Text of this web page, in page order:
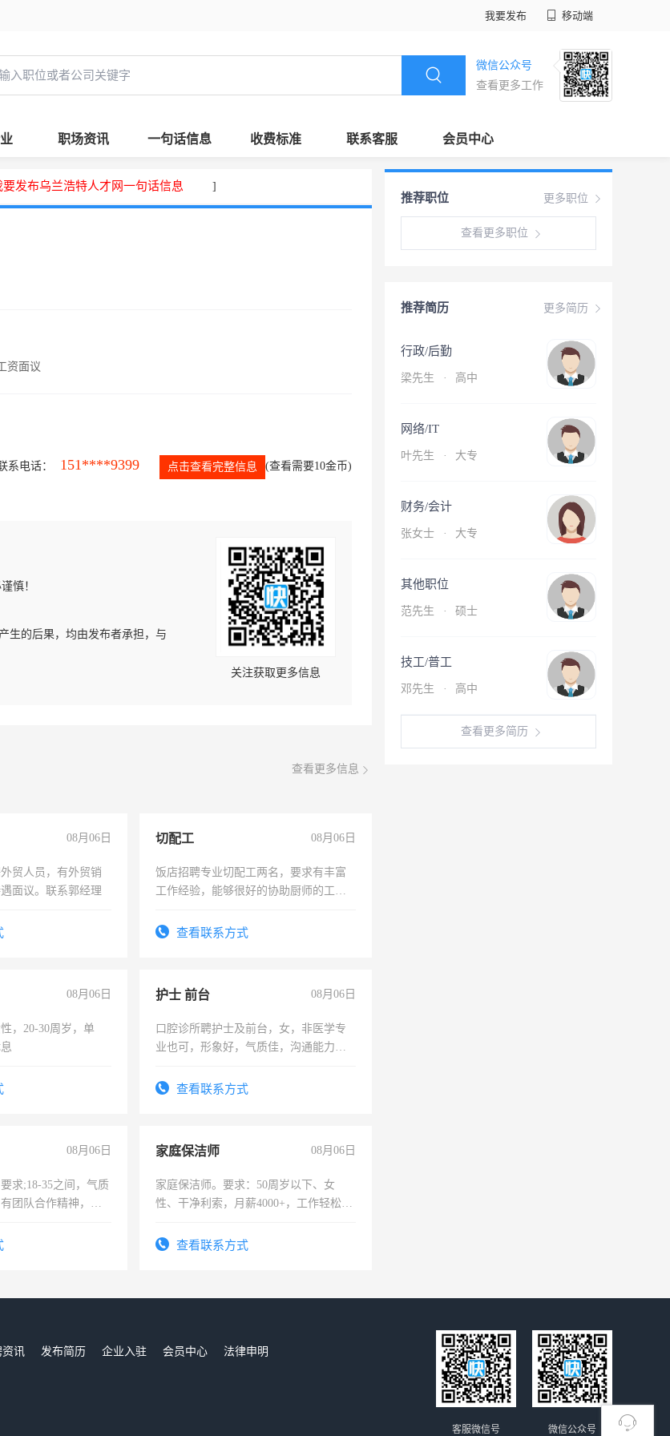
我要发布 移动端
微信公众号
查看更多工作
职场资讯 一句话信息 收费标准 联系客服 会员中心
要发布乌兰浩特人才网一句话信息 ]
资面议
系电话： 151****9399 点击查看完整信息 (查看需要10金币)
慎！
生的后果，均由发布者承担，与
关注获取更多信息
查看更多信息
08月06日
贸人员，有外贸销
面议。联系郭经理
切配工 08月06日
饭店招聘专业切配工两名，要求有丰富
工作经验，能够很好的协助厨师的工
4500。查看联系方式
08月06日
，20-30周岁，单
护士 前台 08月06日
口腔诊所聘护士及前台，女，非医学专
业也可，形象好，气质佳，沟通能力
查看联系方式
08月06日
求;18-35之间，气质
团队合作精神，有
家庭保洁师 08月06日
家庭保洁师。要求：50周岁以下、女
性、干净利索，月薪4000+，工作轻松，
太太等。查看联系方式
更多职位
推荐职位
查看更多职位
更多简历
推荐简历
行政/后勤
梁先生 · 高中
网络/IT
叶先生 · 大专
财务/会计
张女士 · 大专
其他职位
范先生 · 硕士
技工/普工
邓先生 · 高中
查看更多简历
资讯 发布简历 企业入驻 会员中心
法律申明
微信公众号
客服微信号